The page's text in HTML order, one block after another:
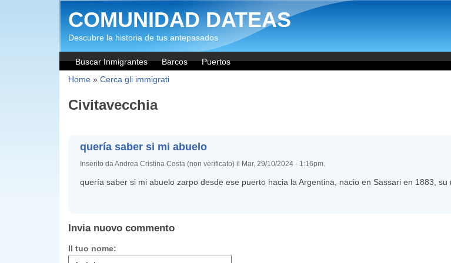
Salta al contenuto principale
COMUNIDAD DATEAS
Descubre la historia de tus antepasados
Buscar Inmigrantes Barcos
Puertos
Home» Cerca gli immigrati
Civitavecchia
quería saber si mi abuelo
Inserito da Andrea Cristina Costa (non verificato) il Mar, 29/10/2024 - 1:16pm.
quería saber si mi abuelo zarpo desde ese puerto hacia la Argentina, nacio en Sassari en 1883, su
Invia nuovo commento
Il tuo nome: